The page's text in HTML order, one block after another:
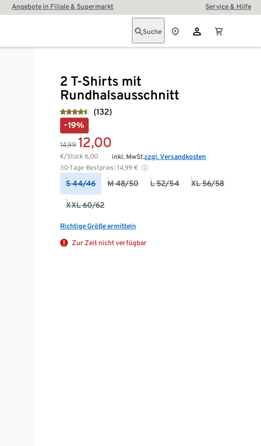
Angebote in Filiale & Supermarkt Service & Hilfe
Suche
2 T-Shirts mit
Rundhalsausschnitt
(132)
-19%
14,99 12,00
€/Stück6,00
30-Tage-Bestpreis: 14,99 €
inkl. MwSt.zzgl. Versandkosten
S 44/46 M 48/50 L 52/54 XL 56/58
XXL 60/62
Richtige Größe ermitteln
Zur Zeit nicht verfügbar